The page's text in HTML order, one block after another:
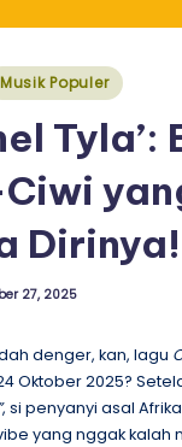
Musik Populer
Tyla’:
Dirinya!
27, 2025
denger, kan, lagu
Oktober 2025?
, si penyanyi asal
yang nggak kalah